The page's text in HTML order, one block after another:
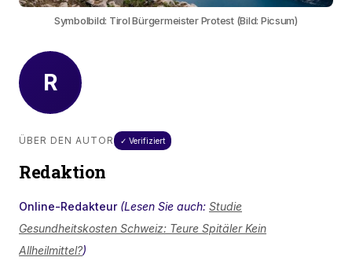
Symbolbild: Tirol Bürgermeister Protest (Bild: Picsum)
R
ÜBER DEN AUTOR ✓ Verifiziert
Redaktion
Online-Redakteur (Lesen Sie auch: Studie
Gesundheitskosten Schweiz: Teure Spitäler Kein
Allheilmittel?)